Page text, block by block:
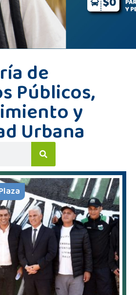
de
Públicos,
y
Urbana